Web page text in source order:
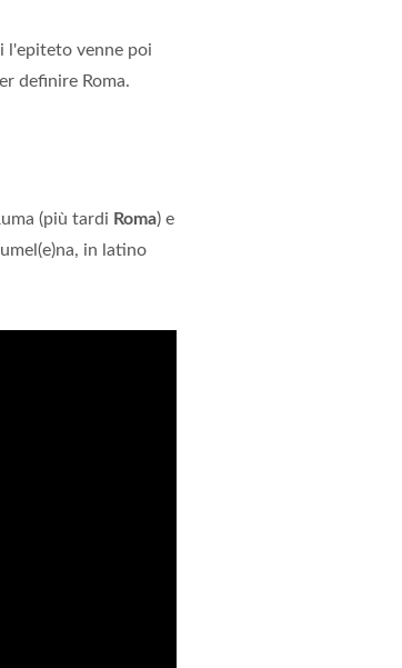
l'epiteto venne poi
definire Roma.
(più tardi Roma) e
in latino